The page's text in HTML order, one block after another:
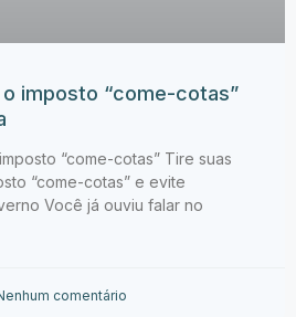
o imposto “come-cotas”
“come-cotas” Tire suas
“come-cotas” e evite
Você já ouviu falar no
comentário